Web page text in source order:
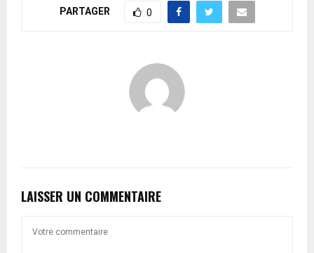
PARTAGER 0
LAISSER UN COMMENTAIRE